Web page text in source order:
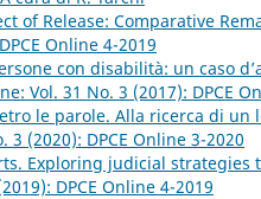
of Release: Comparative
Online 4-2019
con disabilità: un caso
Vol. 31 No. 3 (2017): DPCE
le parole. Alla ricerca di un
3 (2020): DPCE Online 3-2020
Exploring judicial strategies
DPCE Online 4-2019